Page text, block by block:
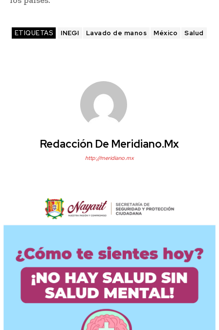
ETIQUETAS INEGI Lavado de manos México Salud
Redacción De Meridiano.mx
http://meridiano.mx